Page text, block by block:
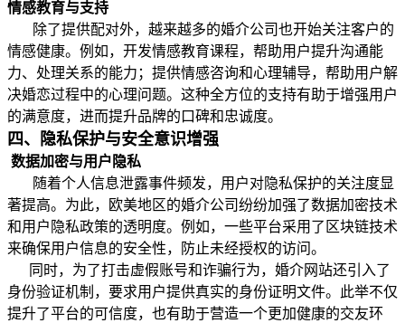
情感教育与支持
除了提供配对外，越来越多的婚介公司也开始关注客户的
情感健康。例如，开发情感教育课程，帮助用户提升沟通能
力、处理关系的能力；提供情感咨询和心理辅导，帮助用户解
决婚恋过程中的心理问题。这种全方位的支持有助于增强用户
的满意度，进而提升品牌的口碑和忠诚度。
四、隐私保护与安全意识增强
数据加密与用户隐私
随着个人信息泄露事件频发，用户对隐私保护的关注度显
著提高。为此，欧美地区的婚介公司纷纷加强了数据加密技术
和用户隐私政策的透明度。例如，一些平台采用了区块链技术
来确保用户信息的安全性，防止未经授权的访问。
同时，为了打击虚假账号和诈骗行为，婚介网站还引入了
身份验证机制，要求用户提供真实的身份证明文件。此举不仅
提升了平台的可信度，也有助于营造一个更加健康的交友环